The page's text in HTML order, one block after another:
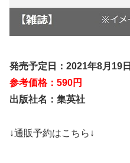
発売予定日：2021年8月19日
参考価格：590円
出版社名：集英社
↓通販予約はこちら↓